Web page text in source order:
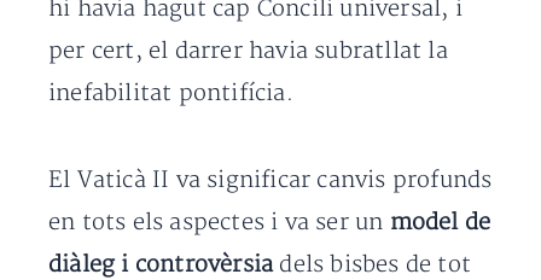
hi havia hagut cap Concili universal, i
per cert, el darrer havia subratllat la
inefabilitat pontifícia.
El Vaticà II va significar canvis profunds
en tots els aspectes i va ser un model de
diàleg i controvèrsiadels bisbes de tot